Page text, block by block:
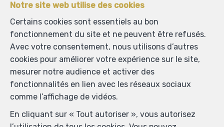
Localiser sur la carte
Notre site web utilise des cookies
Certains cookies sont essentiels au bon
fonctionnement du site et ne peuvent être refusés.
Avec votre consentement, nous utilisons d’autres
cookies pour améliorer votre expérience sur le site,
mesurer notre audience et activer des
fonctionnalités en lien avec les réseaux sociaux
comme l’affichage de vidéos.
En cliquant sur « Tout autoriser », vous autorisez